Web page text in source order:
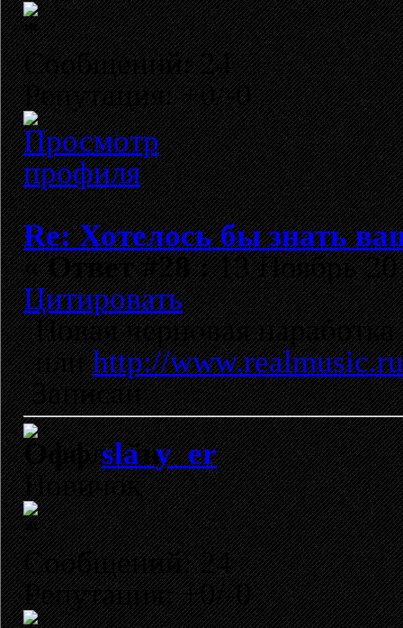
Сообщений: 24
Репутация: +0/-0
Re: Хотелось бы знать
«Ответ #28 :13 Ноябрь
Цитировать
Новая черновая
илиhttp://
Записан
sla_y_er
Новичок
Сообщений: 24
Репутация: +0/-0